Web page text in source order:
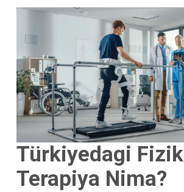
Türkiyedagi Fizik
Terapiya Nima?